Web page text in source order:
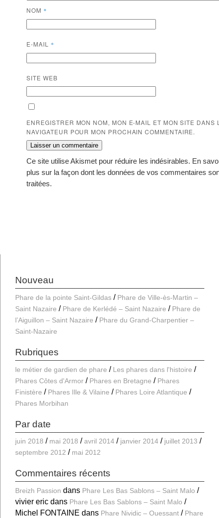
NOM *
E-MAIL *
SITE WEB
ENREGISTRER MON NOM, MON E-MAIL ET MON SITE DANS
NAVIGATEUR POUR MON PROCHAIN COMMENTAIRE.
Ce site utilise Akismet pour réduire les indésirables. En
plus sur la façon dont les données de vos commentaires
traitées.
Nouveau
Phare de la pointe Saint-Gildas
Phare de Ville-ès-Martin –
Saint Nazaire
Phare de Kerlédé – Saint Nazaire
Phare de
l’Aiguillon – Saint Nazaire
Phare du Grand-Charpentier –
Saint-Nazaire
Rubriques
le métier de gardien de phare
Les phares dans l'histoire
Phares Côtes d'Armor
Phares en Bretagne
Phares
Finistère
Phares Ille & Vilaine
Phares Loire Atlantique
Phares Morbihan
Par date
juin 2018 mai 2018 avril 2014 janvier 2014
juillet 2013
septembre 2012
mai 2012
Commentaires récents
Breizh Passion dans Phare Les Bas Sablons – Saint Malo
vivier eric dans Phare Les Bas Sablons – Saint Malo
Michel FONTAINE dans Phare Nividic – Ouessant
Phare